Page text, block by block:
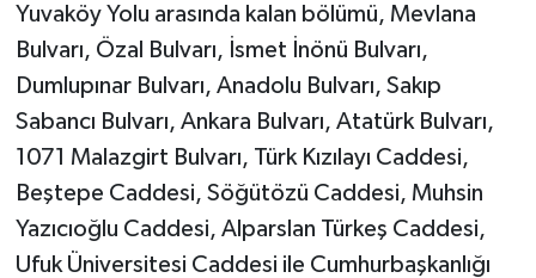
Yuvaköy Yolu arasında kalan bölümü, Mevlana
Bulvarı, Özal Bulvarı, İsmet İnönü Bulvarı,
Dumlupınar Bulvarı, Anadolu Bulvarı, Sakıp
Sabancı Bulvarı, Ankara Bulvarı, Atatürk Bulvarı,
1071 Malazgirt Bulvarı, Türk Kızılayı Caddesi,
Beştepe Caddesi, Söğütözü Caddesi, Muhsin
Yazıcıoğlu Caddesi, Alparslan Türkeş Caddesi,
Ufuk Üniversitesi Caddesi ile Cumhurbaşkanlığı